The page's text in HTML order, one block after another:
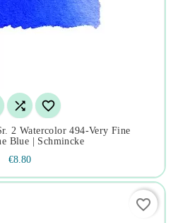
 
2 Watercolor 494-Very Fine
Blue | Schmincke
€8.80
favorite_border